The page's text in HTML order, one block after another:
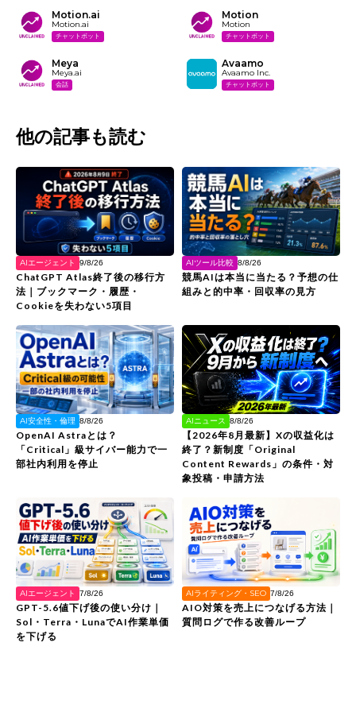
Motion.ai
Motion.ai
チャットボット
Motion
Motion
チャットボット
Meya
Meya.ai
会話
Avaamo
Avaamo Inc.
チャットボット
他の記事も読む
AIエージェント 9/8/26
ChatGPT Atlas終了後の移行方
法｜ブックマーク・履歴・
Cookieを失わない5項目
AIツール比較 8/8/26
競馬AIは本当に当たる？予想の仕
組みと的中率・回収率の見方
AI安全性・倫理 8/8/26
OpenAI Astraとは？
「Critical」級サイバー能力で一
部社内利用を停止
AIニュース 8/8/26
【2026年8月最新】Xの収益化は
終了？新制度「Original
Content Rewards」の条件・対
象投稿・申請方法
AIエージェント 7/8/26
GPT-5.6値下げ後の使い分け｜
Sol・Terra・LunaでAI作業単価
を下げる
AIライティング・SEO 7/8/26
AIO対策を売上につなげる方法｜
質問ログで作る改善ループ